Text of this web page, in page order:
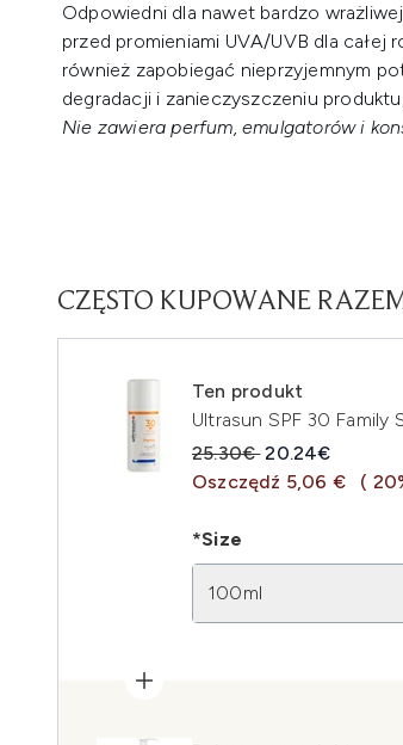
Odpowiedni dla nawet bardzo
przed promieniami UVA/UVB dla całej
również zapobiegać nieprzyjemnym
degradacji i zanieczyszczeniu
Nie zawiera perfum, emulgatorów i
CZĘSTO KUPOWANE
Ten produkt
Ultrasun SPF 30
Sugerowana cena
25.30€Aktualna cena:
20.24€
Oszczędź 5,06 €
(
*Size
100ml